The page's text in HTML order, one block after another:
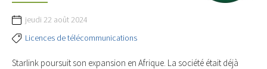
jeudi 22 août 2024
Licences de télécommunications
Starlink poursuit son expansion en Afrique. La société était déjà